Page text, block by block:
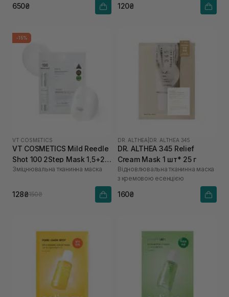
650₴ 120₴
-15%
VT COSMETICS
VT COSMETICS Mild Reedle
Shot 100 2Step Mask 1,5+25
г
Зміцнювальна тканинна маска
128₴150₴
DR. ALTHEA DR. ALTHEA 345
DR. ALTHEA 345 Relief
Cream Mask 1 шт* 25 г
Відновлювальна тканинна маска
з кремовою есенцією
160₴